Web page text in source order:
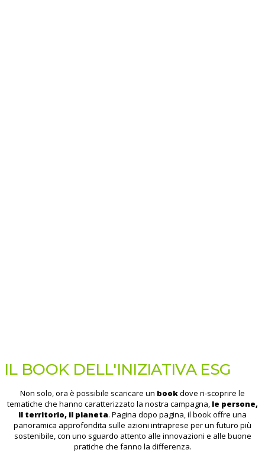
IL BOOK DELL'INIZIATIVA ESG
Non solo, ora è possibile scaricare un bookdove ri-scoprire le
tematiche che hanno caratterizzato la nostra campagna, le persone,
il territorio, il pianeta. Pagina dopo pagina, il book offre una
panoramica approfondita sulle azioni intraprese per un futuro più
sostenibile, con uno sguardo attento alle innovazioni e alle buone
pratiche che fanno la differenza.